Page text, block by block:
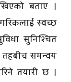
बताए ।
स्वच्छ
सुनिश्चित
तहबीच समन्वय
तयारी छ ।